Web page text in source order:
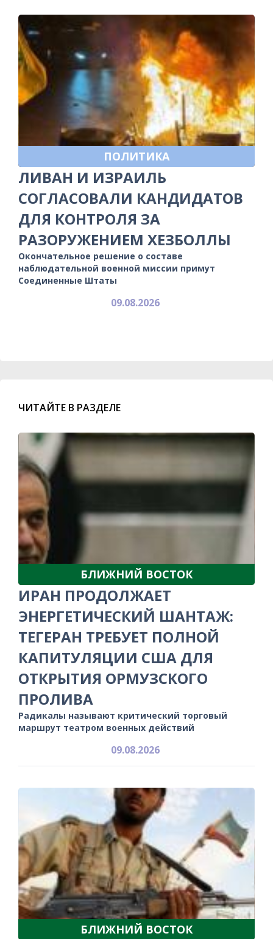
ПОЛИТИКА
ЛИВАН И ИЗРАИЛЬ
СОГЛАСОВАЛИ КАНДИДАТОВ
ДЛЯ КОНТРОЛЯ ЗА
РАЗОРУЖЕНИЕМ ХЕЗБОЛЛЫ
Окончательное решение о составе
наблюдательной военной миссии примут
Соединенные Штаты
09.08.2026
ЧИТАЙТЕ В РАЗДЕЛЕ
БЛИЖНИЙ ВОСТОК
ИРАН ПРОДОЛЖАЕТ
ЭНЕРГЕТИЧЕСКИЙ ШАНТАЖ:
ТЕГЕРАН ТРЕБУЕТ ПОЛНОЙ
КАПИТУЛЯЦИИ США ДЛЯ
ОТКРЫТИЯ ОРМУЗСКОГО
ПРОЛИВА
Радикалы называют критический торговый
маршрут театром военных действий
09.08.2026
БЛИЖНИЙ ВОСТОК